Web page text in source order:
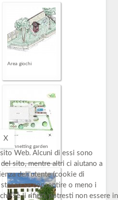
Area giochi
Connetting garden
X
Web. Alcuni di essi sono
sito, mentre altri ci aiutano a
dell'utente (cookie di
se consentire o meno i
se li rifiuti, potresti non essere in